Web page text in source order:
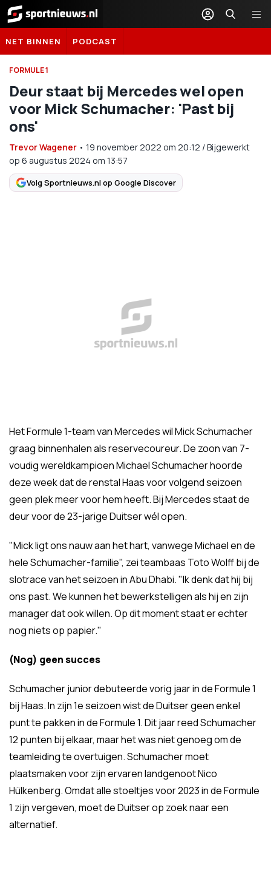
Sportnieuws.nl
NET BINNEN PODCAST
FORMULE 1
Deur staat bij Mercedes wel open
voor Mick Schumacher: 'Past bij
ons'
Trevor Wagener • 19 november 2022 om 20:12 /Bijgewerkt
op 6 augustus 2024 om 13:57
Volg Sportnieuws.nl op Google Discover
Het Formule 1-team van Mercedes wil Mick Schumacher
graag binnenhalen als reservecoureur. De zoon van 7-
voudig wereldkampioen Michael Schumacher hoorde
deze week dat de renstal Haas voor volgend seizoen
geen plek meer voor hem heeft. Bij Mercedes staat de
deur voor de 23-jarige Duitser wél open.
"Mick ligt ons nauw aan het hart, vanwege Michael en de
hele Schumacher-familie", zei teambaas Toto Wolff bij de
slotrace van het seizoen in Abu Dhabi. "Ik denk dat hij bij
ons past. We kunnen het bewerkstelligen als hij en zijn
manager dat ook willen. Op dit moment staat er echter
nog niets op papier."
(Nog) geen succes
Schumacher junior debuteerde vorig jaar in de Formule 1
bij Haas. In zijn 1e seizoen wist de Duitser geen enkel
punt te pakken in de Formule 1. Dit jaar reed Schumacher
12 punten bij elkaar, maar het was niet genoeg om de
teamleiding te overtuigen. Schumacher moet
plaatsmaken voor zijn ervaren landgenoot Nico
Hülkenberg. Omdat alle stoeltjes voor 2023 in de Formule
1 zijn vergeven, moet de Duitser op zoek naar een
alternatief.